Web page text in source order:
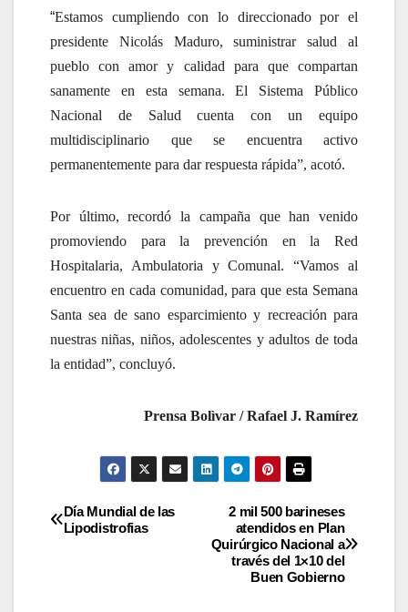
“Estamos cumpliendo con lo direccionado por el
presidente Nicolás Maduro, suministrar salud al
pueblo con amor y calidad para que compartan
sanamente en esta semana. El Sistema Público
Nacional de Salud cuenta con un equipo
multidisciplinario que se encuentra activo
permanentemente para dar respuesta rápida”, acotó.
Por último, recordó la campaña que han venido
promoviendo para la prevención en la Red
Hospitalaria, Ambulatoria y Comunal. “Vamos al
encuentro en cada comunidad, para que esta Semana
Santa sea de sano esparcimiento y recreación para
nuestras niñas, niños, adolescentes y adultos de toda
la entidad”, concluyó.
Prensa Bolìvar / Rafael J. Ramírez
2 mil 500 barineses
atendidos en Plan
Quirúrgico Nacional a
través del 1×10 del
Buen Gobierno
Día Mundial de las
Lipodistrofias